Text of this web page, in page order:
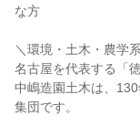
な方
＼環境・土木・農学
名古屋を代表する「
中嶋造園土木は、
集団です。